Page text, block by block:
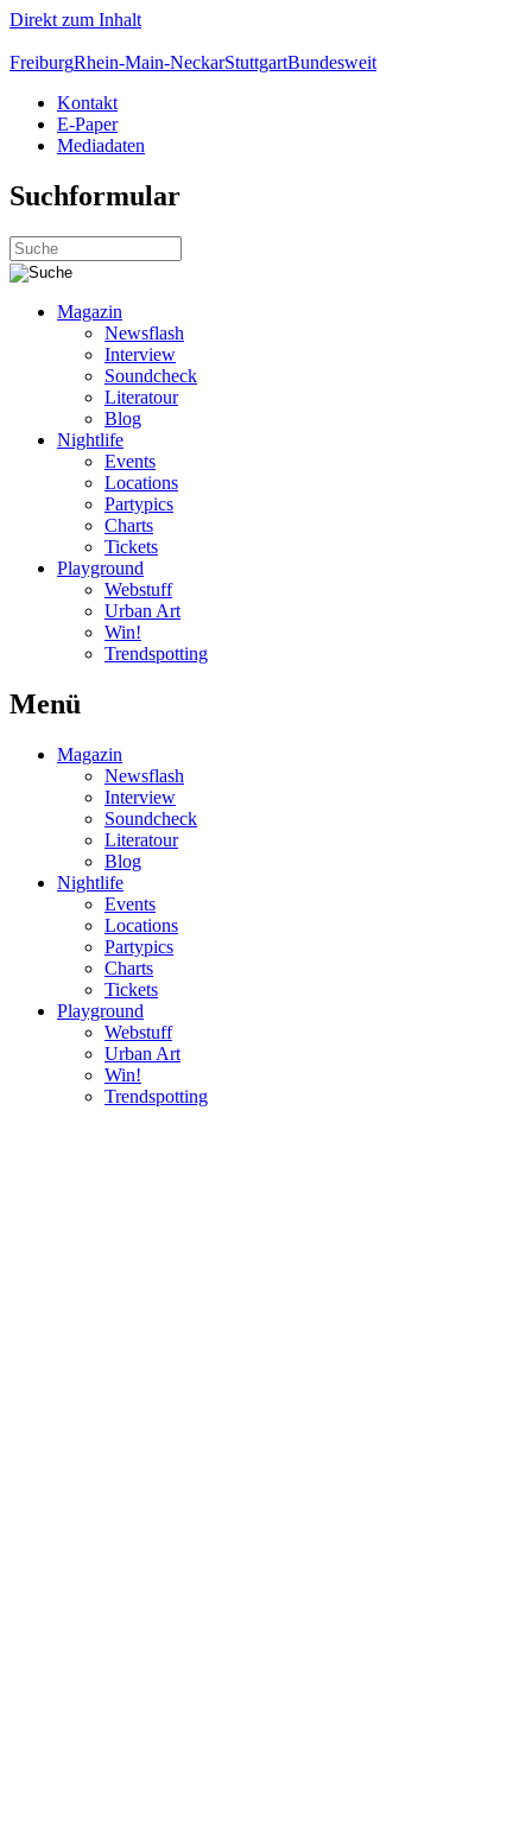
Direkt zum Inhalt
FreiburgRhein-Main-NeckarStuttgartBundesweit
Kontakt
E-Paper
Mediadaten
Suchformular
Magazin
Newsflash
Interview
Soundcheck
Literatour
Blog
Nightlife
Events
Locations
Partypics
Charts
Tickets
Playground
Webstuff
Urban Art
Win!
Trendspotting
Menü
Magazin
Newsflash
Interview
Soundcheck
Literatour
Blog
Nightlife
Events
Locations
Partypics
Charts
Tickets
Playground
Webstuff
Urban Art
Win!
Trendspotting